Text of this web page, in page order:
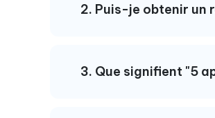
2. Puis-je obtenir un
3. Que signifient "5